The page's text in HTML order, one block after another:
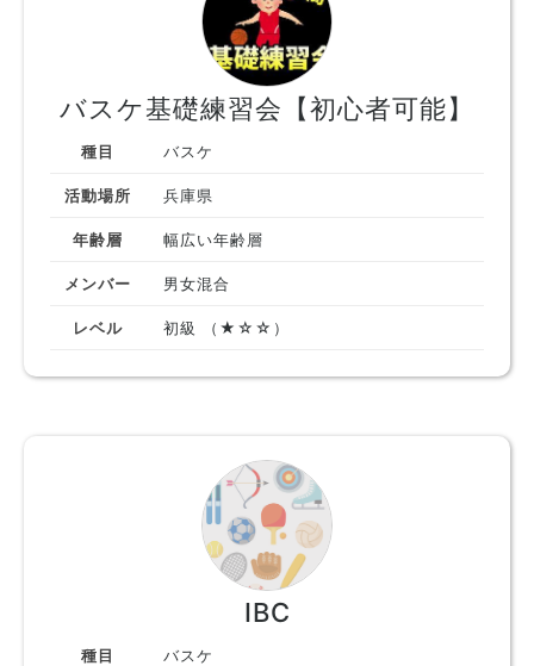
バスケ基礎練習会【初心者可能】
種目 バスケ
活動場所 兵庫県
年齢層 幅広い年齢層
メンバー 男女混合
レベル 初級 （★☆☆）
IBC
種目 バスケ